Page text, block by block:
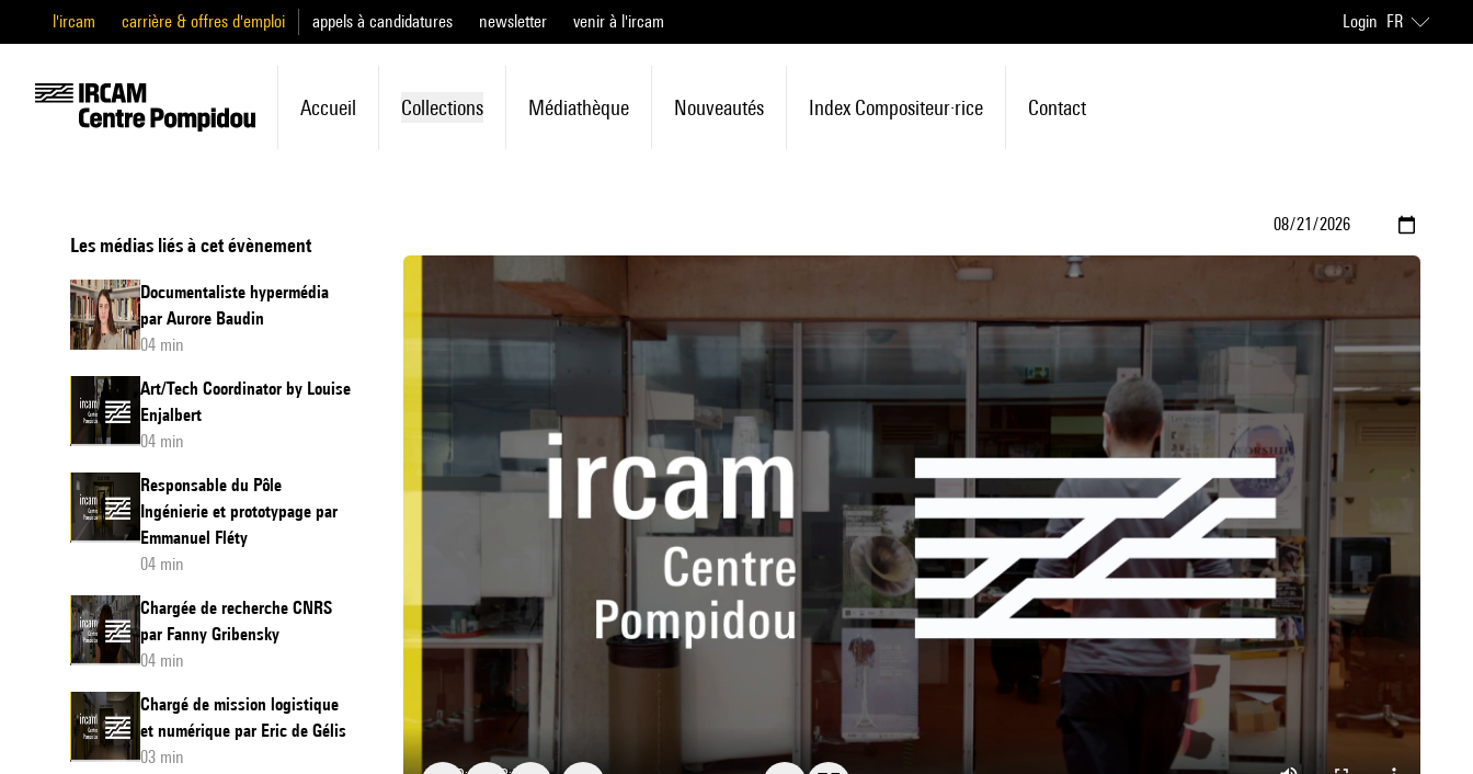
l'ircam carrière & offres d'emploi appels à candidatures newsletter venir à l'ircam Login FR
Accueil Collections Médiathèque Nouveautés Index Compositeur·rice Contact
Les médias liés à cet évènement
Documentaliste hypermédia
par Aurore Baudin
04 min
Art/Tech Coordinator by Louise
Enjalbert
04 min
Responsable du Pôle
Ingénierie et prototypage par
Emmanuel Fléty
04 min
Chargée de recherche CNRS
par Fanny Gribensky
04 min
Chargé de mission logistique
et numérique par Eric de Gélis
03 min